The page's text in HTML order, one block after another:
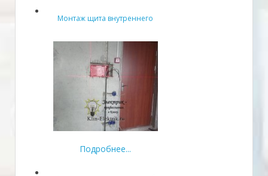
Монтаж щита внутреннего
Подробнее...